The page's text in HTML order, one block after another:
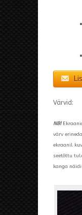
Värvid:
NB!
värv
ekraanil
seetõttu
kanga